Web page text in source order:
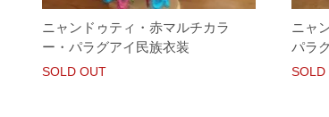
ニャンドゥティ・赤マルチカラ
ー・パラグアイ民族衣装
SOLD OUT
ニャ
パラ
SOLD